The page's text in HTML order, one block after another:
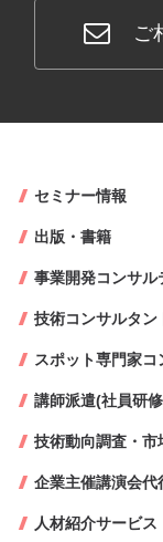
ご
セミナー情報
出版・書籍
事業開発コンサル
技術コンサルタン
スポット専門家
講師派遣(社員研
技術動向調査・市
企業主催講演会代
人材紹介サービス